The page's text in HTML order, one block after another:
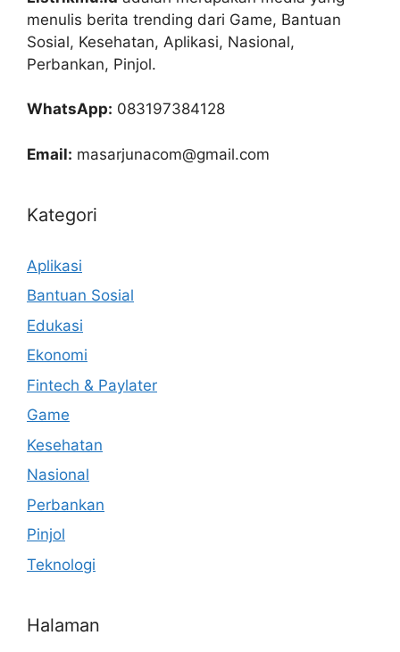
menulis berita trending dari Game, Bantuan
Sosial, Kesehatan, Aplikasi, Nasional,
Perbankan, Pinjol.
WhatsApp: 083197384128
Email: masarjunacom@gmail.com
Kategori
Aplikasi
Bantuan Sosial
Edukasi
Ekonomi
Fintech & Paylater
Game
Kesehatan
Nasional
Perbankan
Pinjol
Teknologi
Halaman